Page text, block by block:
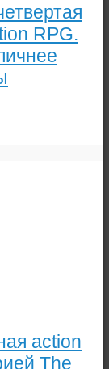
RPG.
action
The